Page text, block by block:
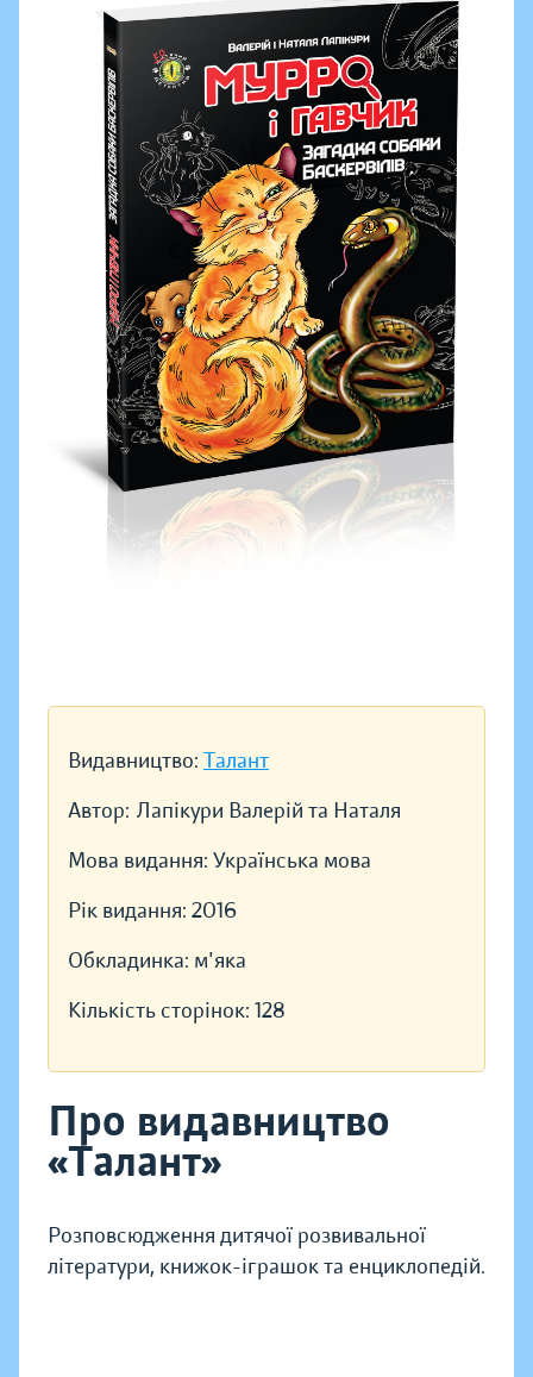
Видавництво: Талант
Автор: Лапікури Валерій та Наталя
Мова видання: Українська мова
Рік видання: 2016
Обкладинка: м'яка
Кількість сторінок: 128
Про видавництво
«Талант»
Розповсюдження дитячої розвивальної
літератури, книжок-іграшок та енциклопедій.